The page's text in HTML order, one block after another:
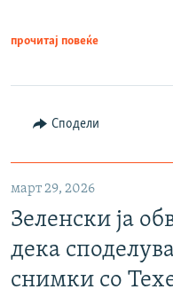
прочитај повеќе
Сподели
март 29, 2026
Зеленски ја
дека
снимки со